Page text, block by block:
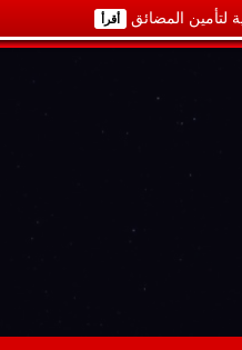
لتأمين المضائق أقرأ